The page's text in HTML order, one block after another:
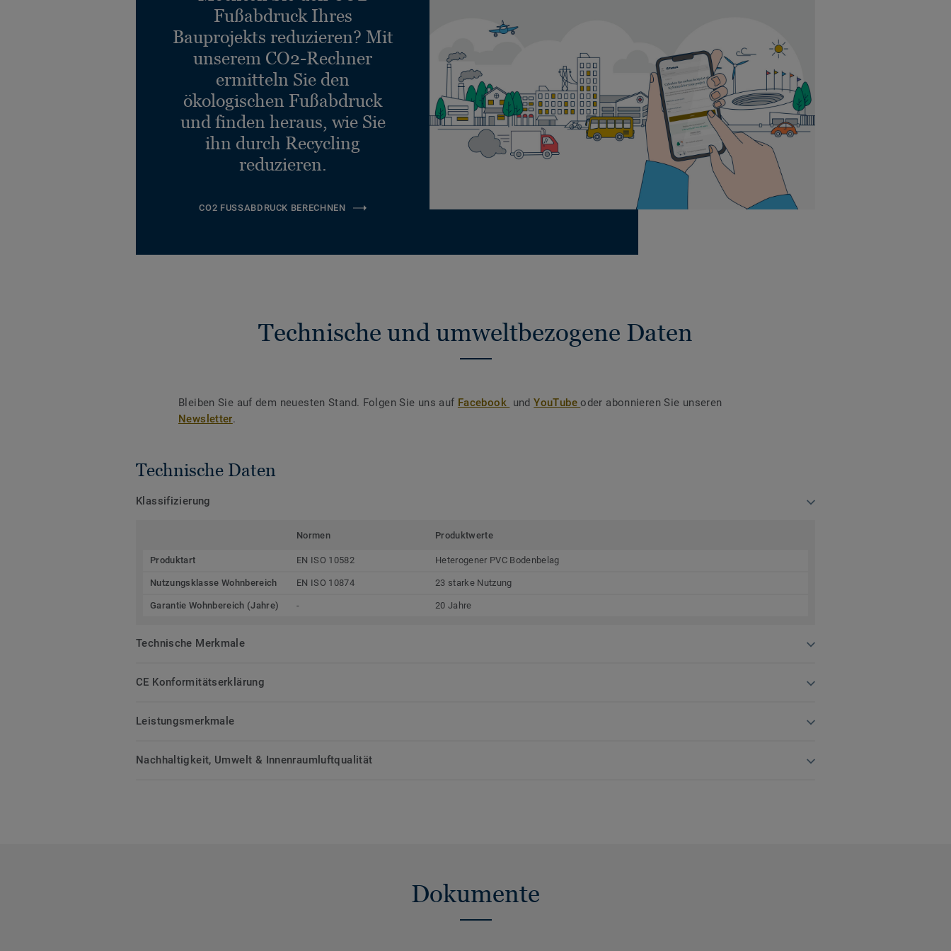
Fußabdruck Ihres
Bauprojekts reduzieren? Mit
unserem CO2-Rechner
ermitteln Sie den
ökologischen Fußabdruck
und finden heraus, wie Sie
ihn durch Recycling
reduzieren.
CO2 FUSSABDRUCK BERECHNEN
Technische und umweltbezogene Daten
Bleiben Sie auf dem neuesten Stand. Folgen Sie uns auf Facebook undYouTubeoder abonnieren Sie unseren
Newsletter.
Technische Daten
Klassifizierung
Normen Produktwerte
Produktart EN ISO 10582 Heterogener PVC Bodenbelag
Nutzungsklasse Wohnbereich EN ISO 10874 23 starke Nutzung
Garantie Wohnbereich (Jahre) - 20 Jahre
Technische Merkmale
CE Konformitätserklärung
Leistungsmerkmale
Nachhaltigkeit, Umwelt & Innenraumluftqualität
Dokumente